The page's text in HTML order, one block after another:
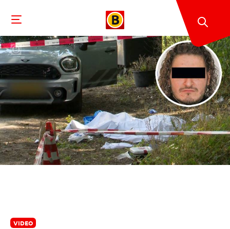
VIDEO